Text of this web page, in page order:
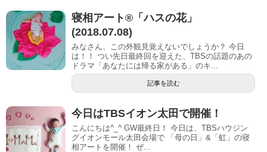
寝相アート®︎「ハスの花」
(2018.07.08)
みなさん、この外観見覚えないでしょうか？ 今日
は！！ つい先日最終回を迎えた、TBSの話題のあの
ドラマ「あなたには帰る家がある」のキ...
記事を読む
今日はTBSイオン太田で開催！
こんにちは^_^ GW最終日！ 今日は、TBSハウジン
グイオンモール太田会場で 「母の日」&「虹」の寝
相アートを開催！ ぜ...